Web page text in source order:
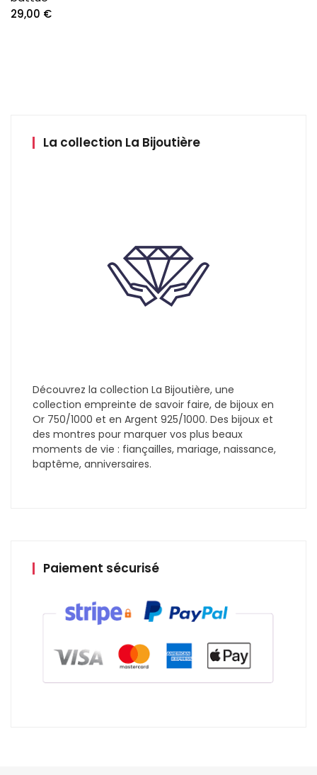
29,00 €
La collection La Bijoutière
Découvrez la collection La Bijoutière, une
collection empreinte de savoir faire, de bijoux en
Or 750/1000 et en Argent 925/1000. Des bijoux et
des montres pour marquer vos plus beaux
moments de vie : fiançailles, mariage, naissance,
baptême, anniversaires.
Paiement sécurisé